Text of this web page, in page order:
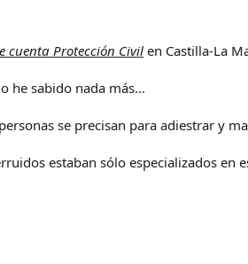
cuenta Protección Civil en Castilla-La
he sabido nada más...
se precisan para adiestrar y
estaban sólo especializados